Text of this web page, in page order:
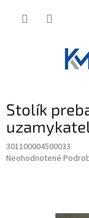
Stolík
301100004500033
Priemerné
Neohodnotené